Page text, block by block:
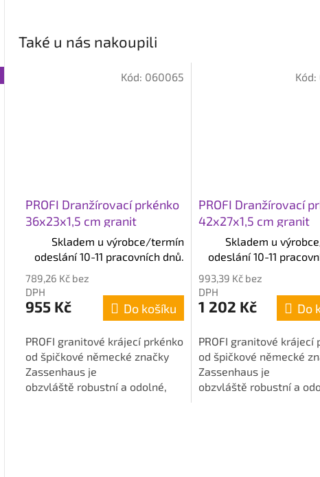
Také u nás nakoupili
PROFI Dranžírovací prkénko
36x23x1,5 cm granit
Skladem u výrobce/termín
odeslání 10-11 pracovních dnů.
789,26 Kč bez
DPH
955 Kč Do košíku
PROFI granitové krájecí prkénko
od špičkové německé značky
Zassenhaus je
obzvláště robustní a odolné,
Kód: 060065
PROFI Dranžírovací
42x27x1,5 cm granit
Skladem u
odeslání 10-11
993,39 Kč bez
DPH
1 202 Kč Do
PROFI granitové krájecí
od špičkové německé
Zassenhaus je
obzvláště robustní a
Kód: